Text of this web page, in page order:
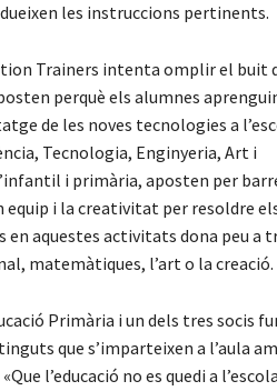
les instruccions pertinents.
Trainers intenta omplir el buit
perquè els alumnes
de les noves tecnologies a
Tecnologia, Enginyeria, Art i
i primària, aposten per
i la creativitat per resoldre
en aquestes activitats dona peu a
matemàtiques, l’art o la creació.
Primària i un dels tres socis
que s’imparteixen a l’aula
l’educació no es quedi a